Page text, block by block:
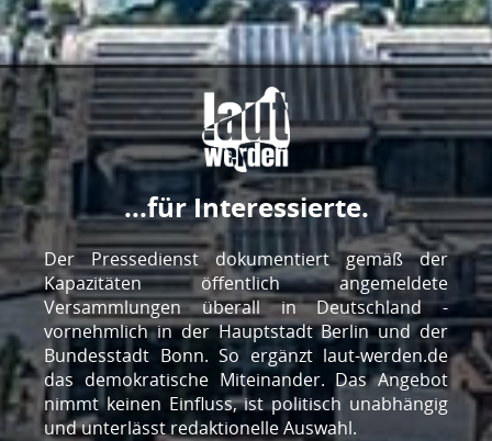
Jetzt App installieren!
Für eine noch bessere Nutzungserfahrung gibt es
eine App für Android-Geräte.
Ja, installieren Nein, danke
...für Journalisten.
Der Pressedienst dokumentiert gemäß der
Kapazitäten öffentlich angemeldete
Versammlungen überall in Deutschland -
vornehmlich in der Hauptstadt Berlin und der
Bundesstadt Bonn. So ergänzt laut-werden.de
das demokratische Miteinander. Das Angebot
nimmt keinen Einfluss, ist politisch unabhängig
und unterlässt redaktionelle Auswahl.